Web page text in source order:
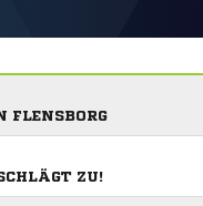
FLENSBORG
ZU!